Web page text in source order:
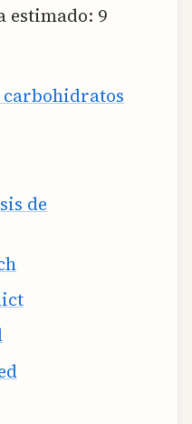
estimado: 9
carbohidratos
de